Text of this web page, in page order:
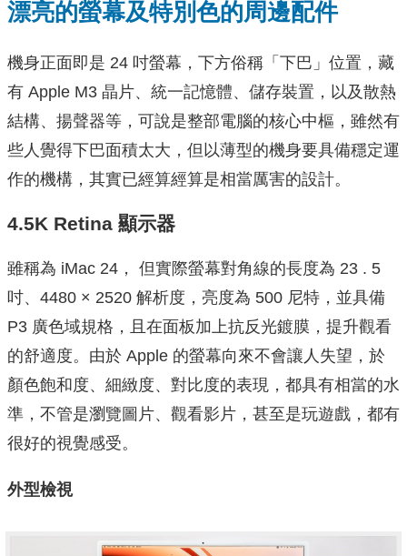
漂亮的螢幕及特別色的周邊配件
機身正面即是 24 吋螢幕，下方俗稱「下巴」位置，藏
有 Apple M3 晶片、統一記憶體、儲存裝置，以及散熱
結構、揚聲器等，可說是整部電腦的核心中樞，雖然有
些人覺得下巴面積太大，但以薄型的機身要具備穩定運
作的機構，其實已經算經算是相當厲害的設計。
4.5K Retina 顯示器
雖稱為 iMac 24， 但實際螢幕對角線的長度為 23 . 5
吋、4480 × 2520 解析度，亮度為 500 尼特，並具備
P3 廣色域規格，且在面板加上抗反光鍍膜，提升觀看
的舒適度。由於 Apple 的螢幕向來不會讓人失望，於
顏色飽和度、細緻度、對比度的表現，都具有相當的水
準，不管是瀏覽圖片、觀看影片，甚至是玩遊戲，都有
很好的視覺感受。
外型檢視